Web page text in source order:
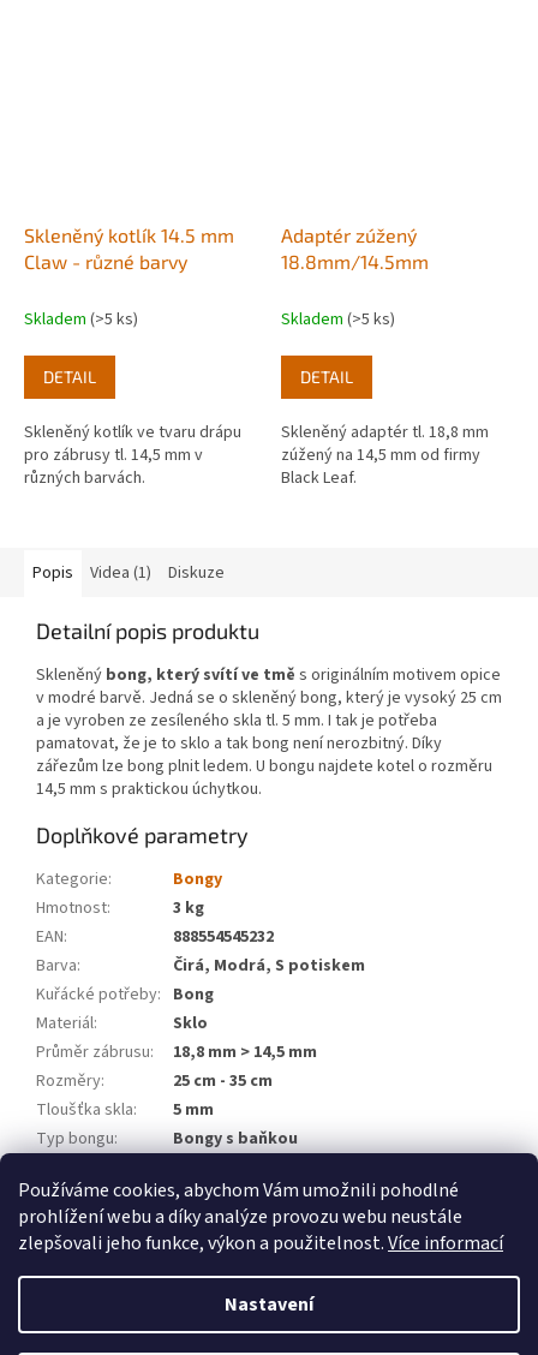
Používáme cookies, abychom Vám umožnili pohodlné
prohlížení webu a díky analýze provozu webu neustále
zlepšovali jeho funkce, výkon a použitelnost.Více informací
Nastavení
Skleněný kotlík 14.5 mm
Claw - různé barvy
Skladem (>5 ks)
DETAIL
Skleněný kotlík ve tvaru drápu
pro zábrusy tl. 14,5 mm v
různých barvách.
Adaptér zúžený
18.8mm/14.5mm
Skladem (>5 ks)
DETAIL
Skleněný adaptér tl. 18,8 mm
zúžený na 14,5 mm od firmy
Black Leaf.
Popis Videa (1) Diskuze
Detailní popis produktu
Skleněný bong, který svítí ve tmě s originálním motivem opice
v modré barvě. Jedná se o skleněný bong, který je vysoký 25 cm
a je vyroben ze zesíleného skla tl. 5 mm. I tak je potřeba
pamatovat, že je to sklo a tak bong není nerozbitný. Díky
zářezům lze bong plnit ledem. U bongu najdete kotel o rozměru
14,5 mm s praktickou úchytkou.
Doplňkové parametry
Kategorie:
Bongy
Hmotnost:
3 kg
EAN:
888554545232
Barva:
Čirá, Modrá, S potiskem
Kuřácké potřeby: Bong
Materiál:
Sklo
Průměr zábrusu:
18,8 mm > 14,5 mm
Rozměry:
25 cm - 35 cm
Tloušťka skla:
5 mm
Typ bongu:
Bongy s baňkou
Vytvořil Shoptet